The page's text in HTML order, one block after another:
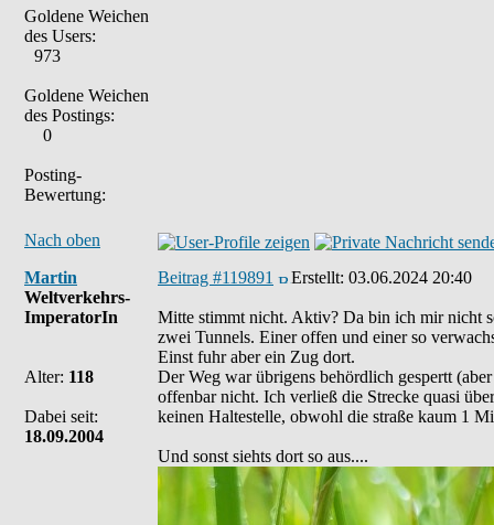
Goldene Weichen
des Users:
973
Goldene Weichen
des Postings:
0
Posting-
Bewertung:
Nach oben
Martin
Weltverkehrs-
ImperatorIn
Alter: 118
Dabei seit:
18.09.2004
Beitrag #119891 Erstellt: 03.06.2024 20:40
Mitte stimmt nicht. Aktiv? Da bin ich mir nicht
zwei Tunnels. Einer offen und einer so
Einst fuhr aber ein Zug dort.
Der Weg war übrigens behördlich gespertt
offenbar nicht. Ich verließ die Strecke quasi
keinen Haltestelle, obwohl die straße kaum 1
Und sonst siehts dort so aus....